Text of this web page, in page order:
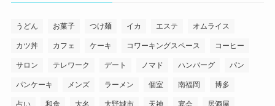
うどん お菓子 つけ麺 イカ エステ オムライス
カツ丼 カフェ ケーキ コワーキングスペース コーヒー
サロン テレワーク デート ノマド ハンバーグ パン
パンケーキ メンズ ラーメン 個室 南福岡 博多